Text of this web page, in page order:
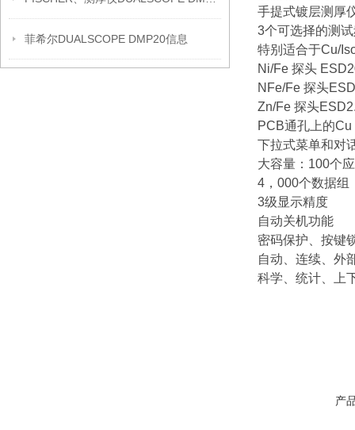
菲希尔DUALSCOPE DMP20信息
手提式镀层测厚
3个可选择的测
特别适合于Cu/
Ni/Fe 探头
NFe/Fe 探头
Zn/Fe 探头
PCB通孔上的
下拉式菜单和对
大容量：100个
4，000个数据组
3级显示精度
自动关机功能
密码保护、按键
自动、连续、外
科学、统计、上
产